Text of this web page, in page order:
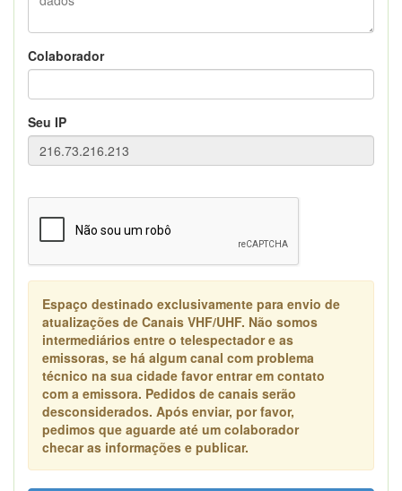
Colaborador
Seu IP
Espaço destinado exclusivamente para envio de
atualizações de Canais VHF/UHF. Não somos
intermediários entre o telespectador e as
emissoras, se há algum canal com problema
técnico na sua cidade favor entrar em contato
com a emissora. Pedidos de canais serão
desconsiderados. Após enviar, por favor,
pedimos que aguarde até um colaborador
checar as informações e publicar.